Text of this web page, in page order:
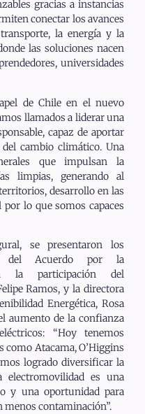
gracias a instancias
conectar los avances
la energía y la
las soluciones nacen
universidades
de Chile en el nuevo
llamados a liderar una
capaz de aportar
cambio climático. Una
que impulsan la
limpias, generando al
desarrollo en las
lo que somos capaces
se presentaron los
del Acuerdo por la
la participación del
Ramos, y la directora
Energética, Rosa
aumento de la confianza
“Hoy tenemos
como Atacama, O’Higgins
logrado diversificar la
electromovilidad es una
y una oportunidad para
menos contaminación”.